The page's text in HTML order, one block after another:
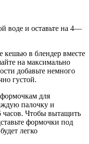
воде и оставьте на 4—
кешью в блендер вместе
на максимально
добавьте немного
густой.
для
палочку и
часов. Чтобы вытащить
формочки под
легко